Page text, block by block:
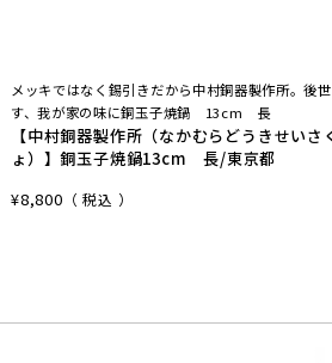
メッキではなく錫引きだから中村銅器製作所。後
す、我が家の味に銅玉子焼鍋 13cm 長
【中村銅器製作所（なかむらどうきせいさ
ょ）】銅玉子焼鍋13cm 長/東京都
¥8,800 税込